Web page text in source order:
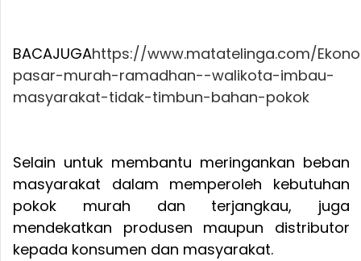
BACAJUGAhttps://www.matatelinga.com/
pasar-murah-ramadhan--walikota-imbau-
masyarakat-tidak-timbun-bahan-pokok
Selain untuk membantu meringankan beban
masyarakat dalam memperoleh kebutuhan
pokok murah dan terjangkau, juga
mendekatkan produsen maupun distributor
kepada konsumen dan masyarakat.